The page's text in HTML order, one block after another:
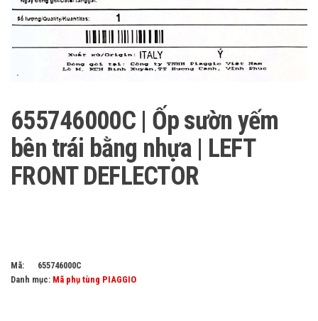
655746000C | Ốp sườn yếm
bên trái bằng nhựa | LEFT
FRONT DEFLECTOR
Mã:
655746000C
Danh mục: Mã phụ tùng PIAGGIO